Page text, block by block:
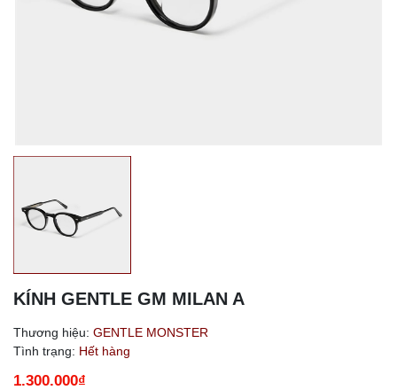
KÍNH GENTLE GM MILAN A
Thương hiệu: GENTLE MONSTER
Tình trạng: Hết hàng
1.300.000₫